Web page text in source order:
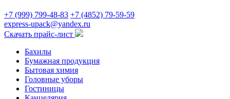
+7 (999) 799-48-83 +7 (4852) 79-59-59
express-upack@yandex.ru
Скачать прайс-лист
Бахилы
Бумажная продукция
Бытовая химия
Головные уборы
Гостиницы